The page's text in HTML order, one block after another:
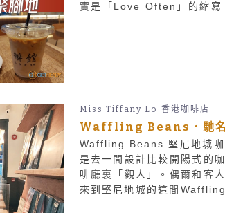
實是「Love Often」的縮寫
Miss Tiffany Lo 香港咖啡店
Waffling Beans．馳名
Waffling Beans 堅尼地城咖
是去一間設計比較開陽式的
啡廳裏「觀人」。偶爾和客
來到堅尼地城的這間